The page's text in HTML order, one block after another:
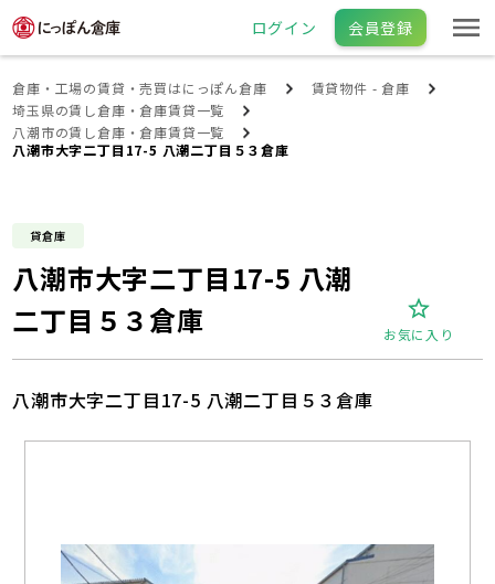
ログイン 会員登録
倉庫・工場の賃貸・売買はにっぽん倉庫
賃貸物件 - 倉庫
埼玉県の賃し倉庫・倉庫賃貸一覧
八潮市の賃し倉庫・倉庫賃貸一覧
八潮市大字二丁目17-5 八潮二丁目５３倉庫
貸倉庫
八潮市大字二丁目17-5 八潮
二丁目５３倉庫
お気に入り
八潮市大字二丁目17-5 八潮二丁目５３倉庫